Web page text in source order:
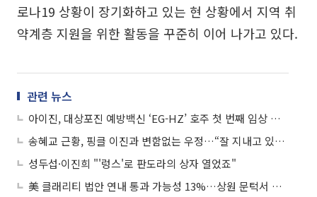
로나19 상황이 장기화하고 있는 현 상황에서 지역 취
약계층 지원을 위한 활동을 꾸준히 이어 나가고 있다.
관련 뉴스
아이진, 대상포진 예방백신 ‘EG-HZ’ 호주 첫 번째 임상 투약 완료
송혜교 근황, 핑클 이진과 변함없는 우정…“잘 지내고 있네” 훈훈
성두섭·이진희 "'렁스'로 판도라의 상자 열었죠"
美 클래리티 법안 연내 통과 가능성 13%…상원 문턱서 제동